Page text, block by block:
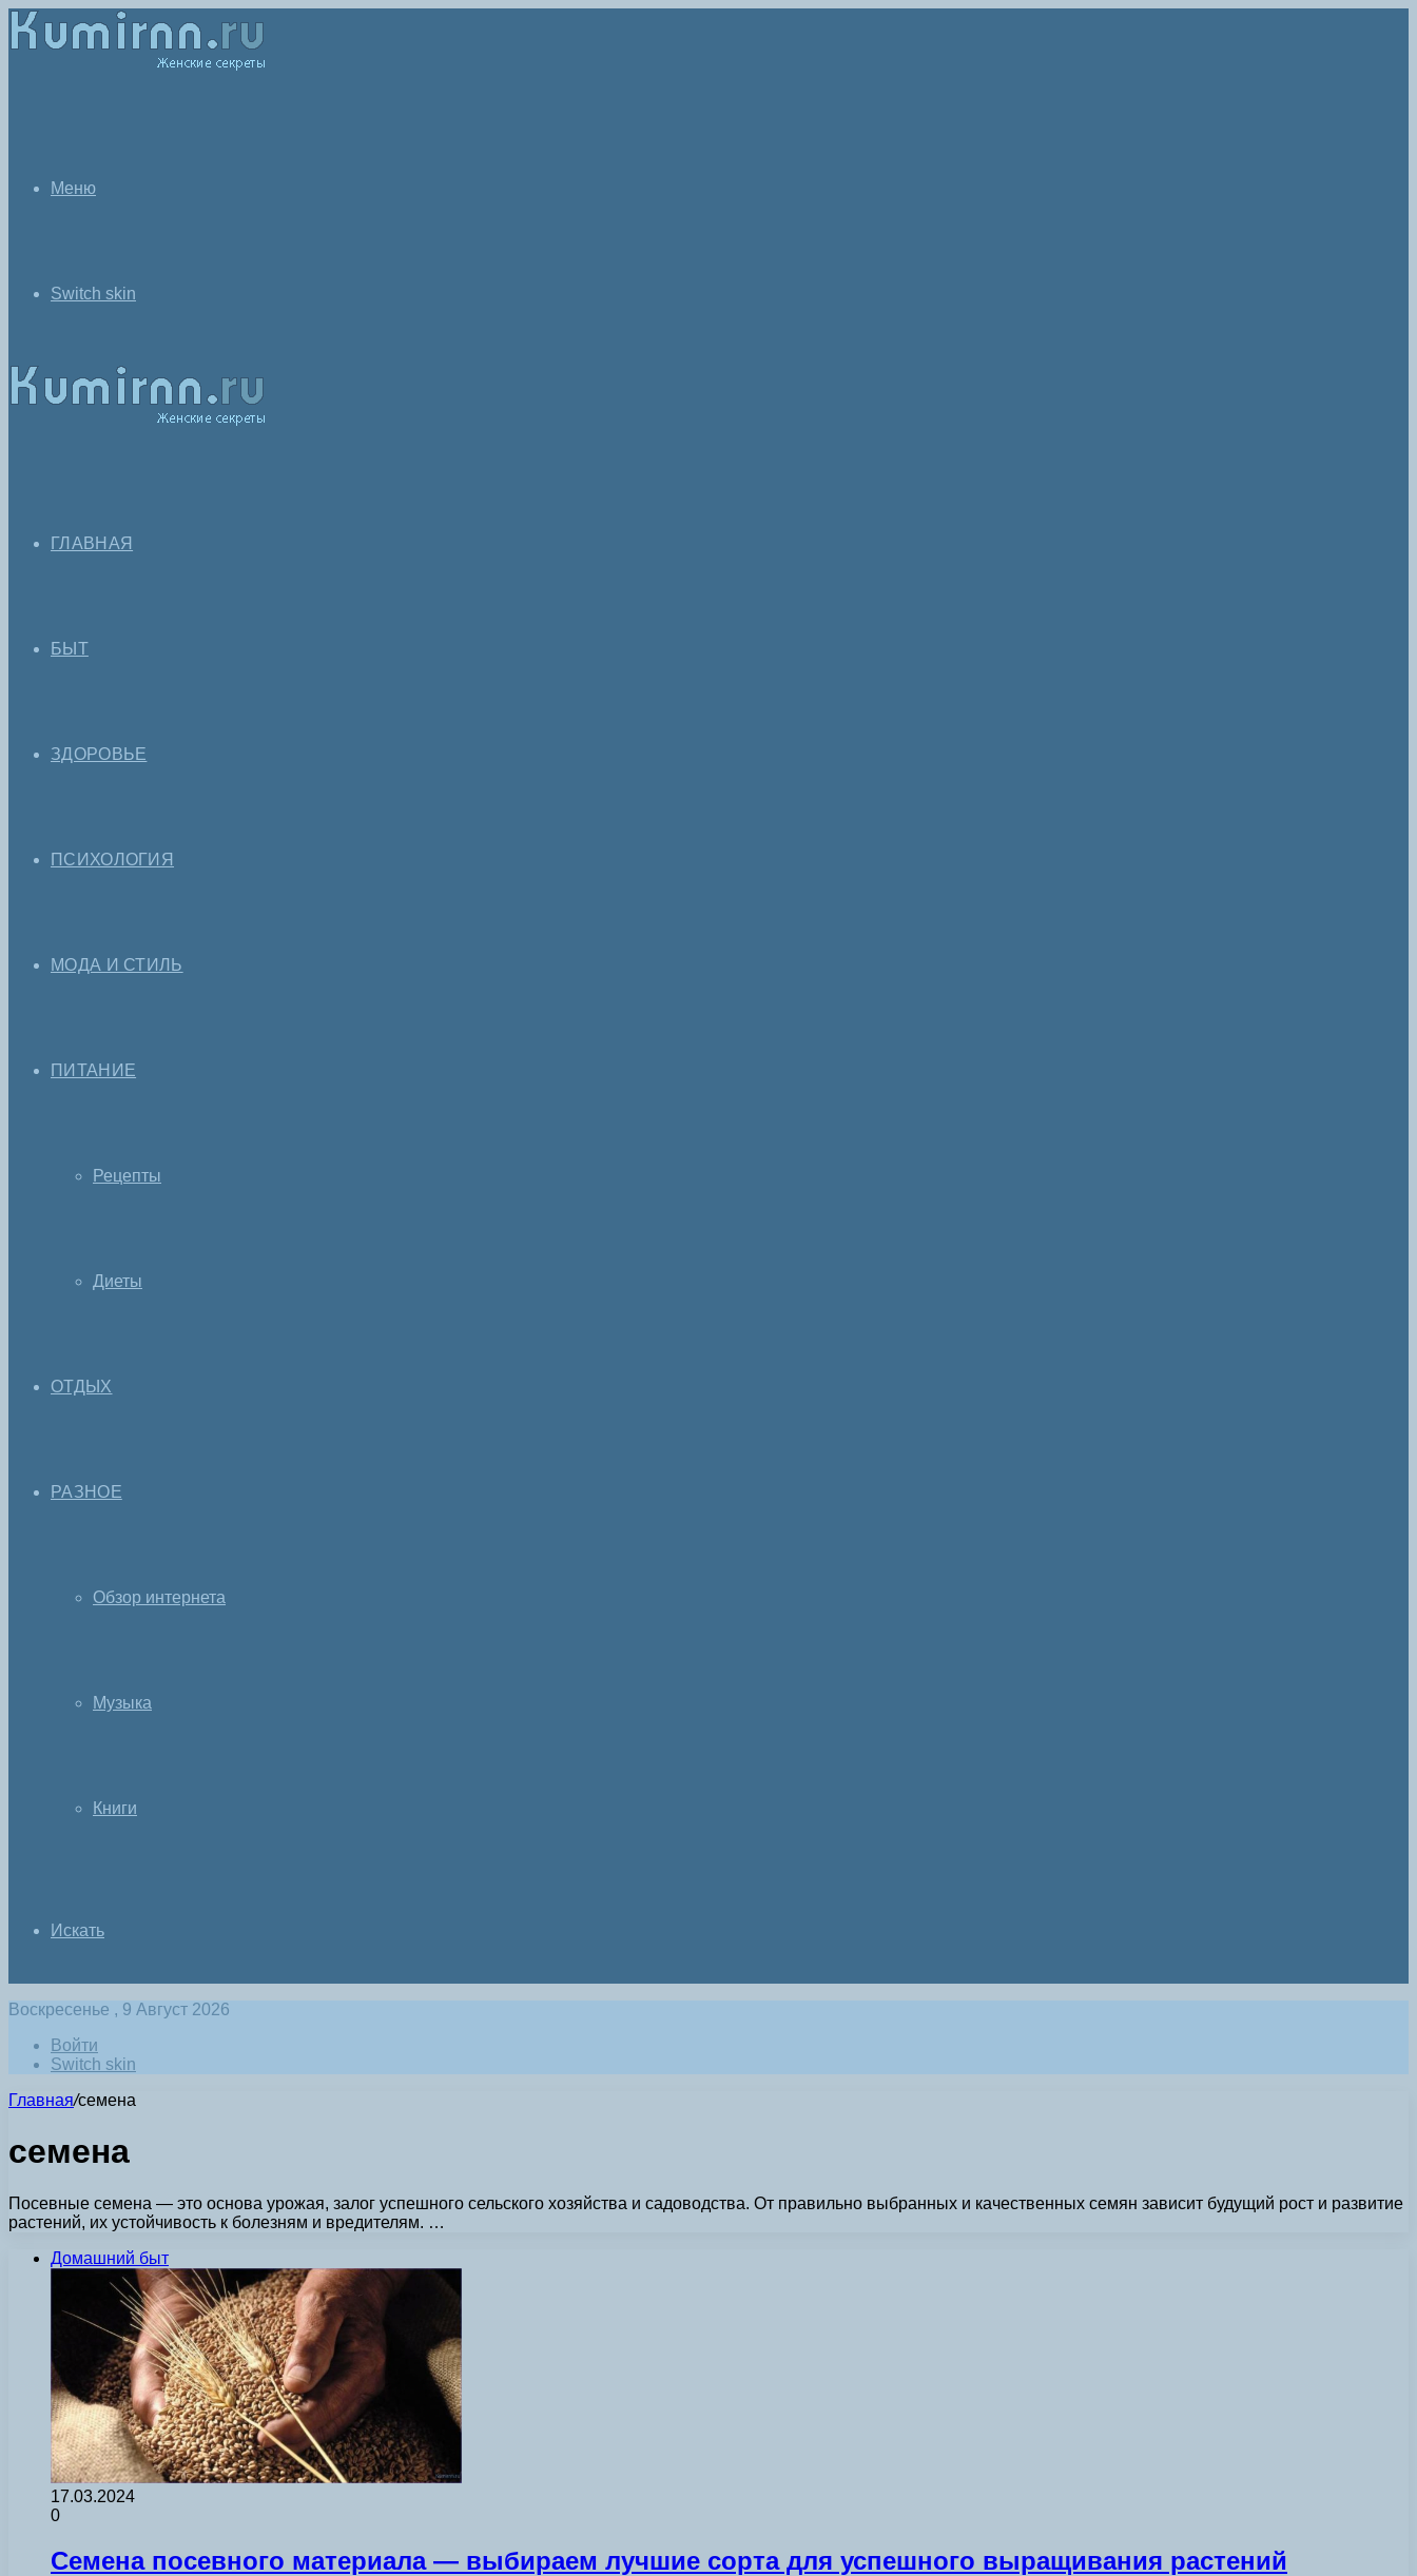
Меню
Switch skin
ГЛАВНАЯ
БЫТ
ЗДОРОВЬЕ
ПСИХОЛОГИЯ
МОДА И СТИЛЬ
ПИТАНИЕ
Рецепты
Диеты
ОТДЫХ
РАЗНОЕ
Обзор интернета
Музыка
Книги
Искать
Воскресенье , 9 Август 2026
Войти
Switch skin
Главная/семена
семена
Посевные семена — это основа урожая, залог успешного сельского хозяйства и садоводства. От правильно выбранных и качественных семян зависит будущий рост и развитие
растений, их устойчивость к болезням и вредителям. …
Домашний быт
17.03.2024
0
Семена посевного материала — выбираем лучшие сорта для успешного выращивания растений